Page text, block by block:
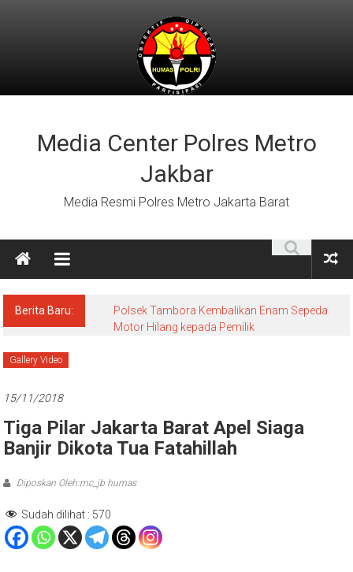
Media Center Polres Metro
Jakbar
Media Resmi Polres Metro Jakarta Barat
Berita Baru:
Polsek Tambora Kembalikan Enam Sepeda
Motor Hilang kepada Pemilik
Gallery Video
15/11/2018
Tiga Pilar Jakarta Barat Apel Siaga
Banjir Dikota Tua Fatahillah
Diposkan Oleh:mc_jb humas
Sudah dilihat : 570